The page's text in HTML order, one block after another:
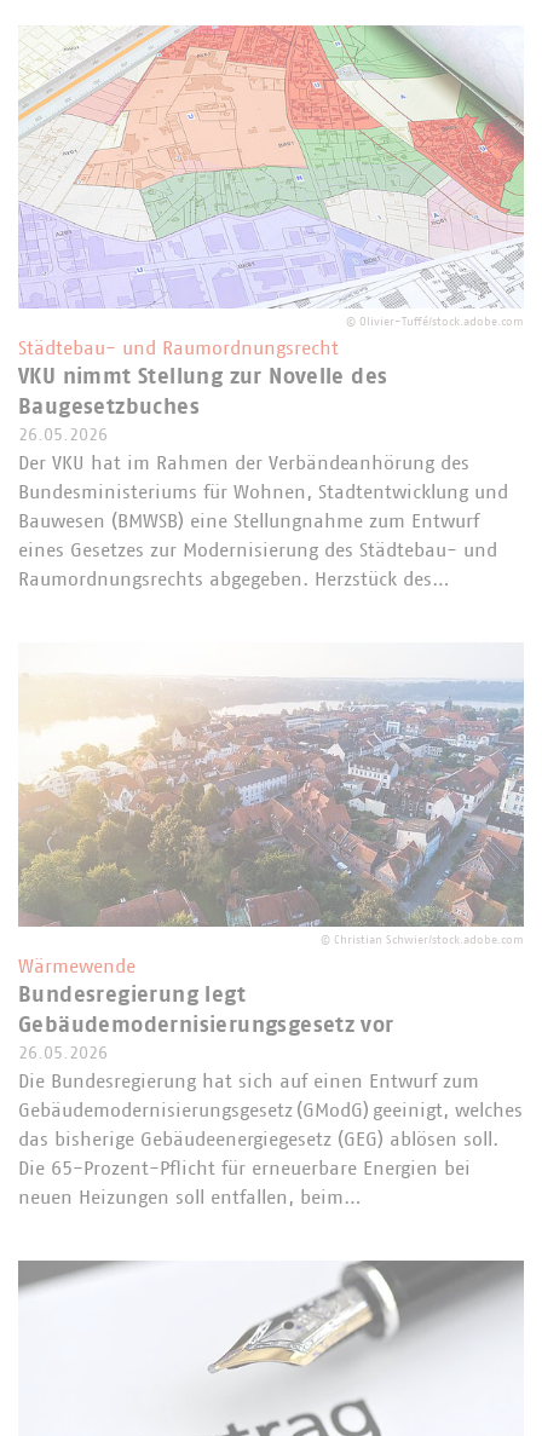
© Olivier-Tuffé/stock.adobe.com
Städtebau- und Raumordnungsrecht
VKU nimmt Stellung zur Novelle des
Baugesetzbuches
26.05.2026
Der VKU hat im Rahmen der Verbändeanhörung des
Bundesministeriums für Wohnen, Stadtentwicklung und
Bauwesen (BMWSB) eine Stellungnahme zum Entwurf
eines Gesetzes zur Modernisierung des Städtebau- und
Raumordnungsrechts abgegeben. Herzstück des…
© Christian Schwier/stock.adobe.com
Wärmewende
Bundesregierung legt
Gebäudemodernisierungsgesetz vor
26.05.2026
Die Bundesregierung hat sich auf einen Entwurf zum
Gebäudemodernisierungsgesetz (GModG) geeinigt, welches
das bisherige Gebäudeenergiegesetz (GEG) ablösen soll.
Die 65-Prozent-Pflicht für erneuerbare Energien bei
neuen Heizungen soll entfallen, beim…